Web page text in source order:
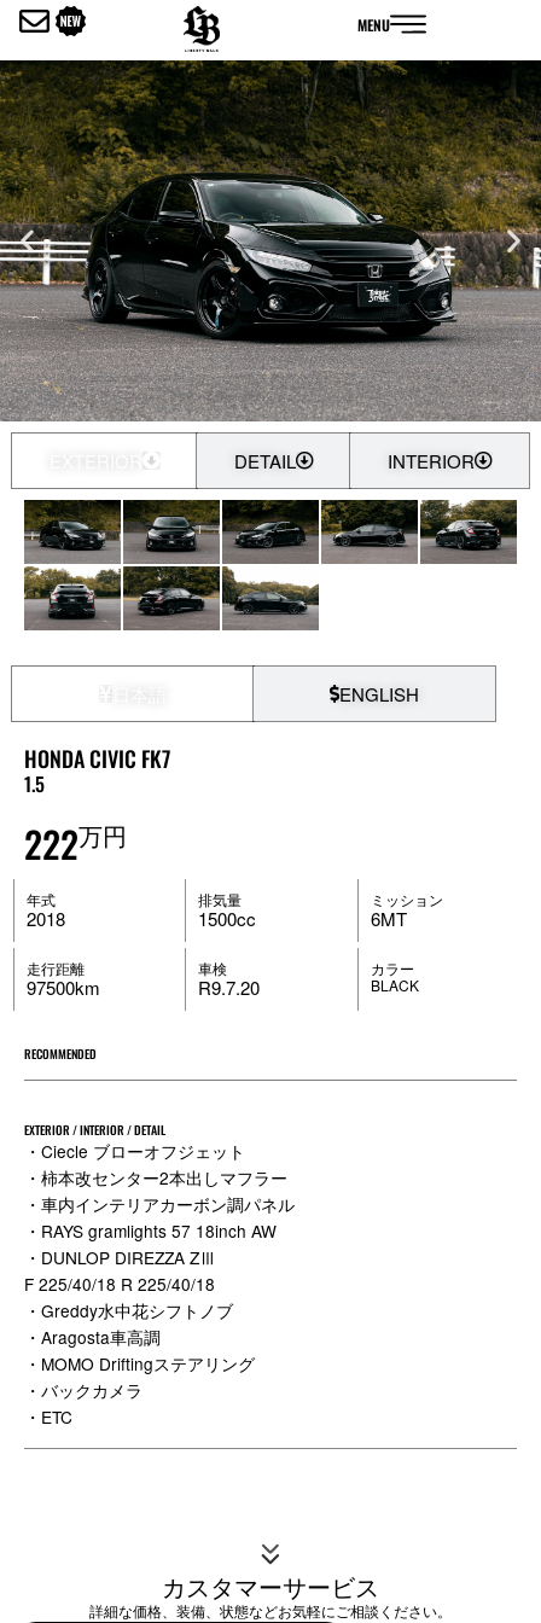
を
ス
キ
ッ
プ
MENU
DETAIL INTERIOR
ENGLISH
HONDA CIVIC FK7
1.5
222万円
年式
2018
排気量
1500cc
ミッション
6MT
走行距離
97500km
車検
R9.7.20
カラー
BLACK
RECOMMENDED
EXTERIOR / INTERIOR / DETAIL
・Ciecle ブローオフジェット
・柿本改センター2本出しマフラー
・車内インテリアカーボン調パネル
・RAYS gramlights 57 18inch AW
・DUNLOP DIREZZA ZⅢ
F 225/40/18 R 225/40/18
・Greddy水中花シフトノブ
・Aragosta車高調
・MOMO Driftingステアリング
・バックカメラ
・ETC
カスタマーサービス
詳細な価格、装備、状態などお気軽にご相談ください。